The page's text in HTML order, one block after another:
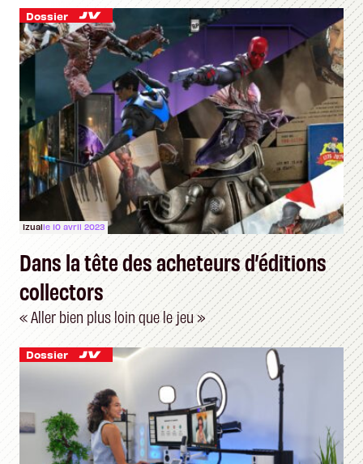
Dossier
Izualle 10 avril 2023
Dans la tête des acheteurs d’éditions
collectors
« Aller bien plus loin que le jeu »
Dossier